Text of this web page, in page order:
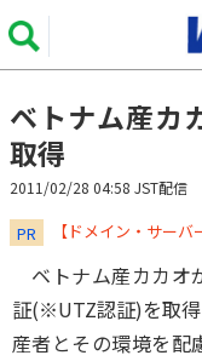
ベトナム産カ
取得
2011/02/28 04:58 JST配信
PR 【ドメイン・サー
ベトナム産カカオ
証(※UTZ認証)を取
産者とその環境を配